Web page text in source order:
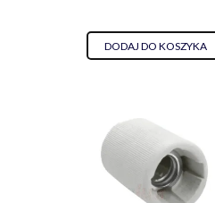
DODAJ DO KOSZYKA